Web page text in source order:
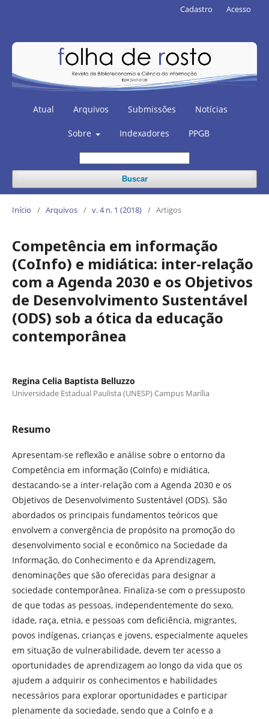
Atual Arquivos Submissões Notícias
Sobre Indexadores PPGB
Buscar
Cadastro Acesso
Início / Arquivos / v. 4 n. 1 (2018) / Artigos
Competência em informação
(CoInfo) e midiática: inter-relação
com a Agenda 2030 e os Objetivos
de Desenvolvimento Sustentável
(ODS) sob a ótica da educação
contemporânea
Regina Celia Baptista Belluzzo
Universidade Estadual Paulista (UNESP) Campus Marília
Resumo
Apresentam-se reflexão e análise sobre o entorno da
Competência em informação (CoInfo) e midiática,
destacando-se a inter-relação com a Agenda 2030 e os
Objetivos de Desenvolvimento Sustentável (ODS). São
abordados os principais fundamentos teóricos que
envolvem a convergência de propósito na promoção do
desenvolvimento social e econômico na Sociedade da
Informação, do Conhecimento e da Aprendizagem,
denominações que são oferecidas para designar a
sociedade contemporânea. Finaliza-se com o pressuposto
de que todas as pessoas, independentemente do sexo,
idade, raça, etnia, e pessoas com deficiência, migrantes,
povos indígenas, crianças e jovens, especialmente aqueles
em situação de vulnerabilidade, devem ter acesso a
oportunidades de aprendizagem ao longo da vida que os
ajudem a adquirir os conhecimentos e habilidades
necessários para explorar oportunidades e participar
plenamente da sociedade, sendo que a CoInfo e a